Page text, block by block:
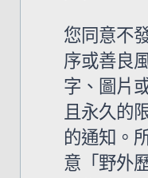
您同意不
序或善良
字、圖片
且永久的
的通知。
意「野外